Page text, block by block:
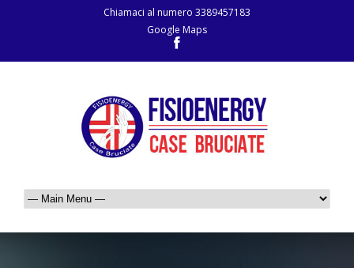
Chiamaci al numero 3389457183
Google Maps